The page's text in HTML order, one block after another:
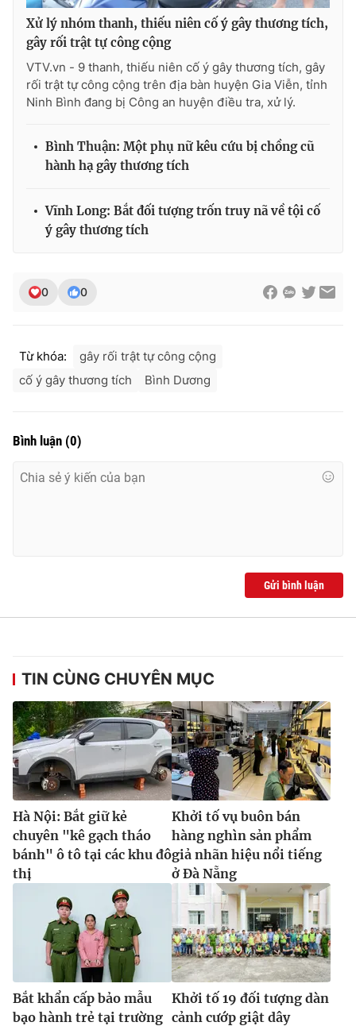
THỜI BÁO VTV
Theo dõi báo trên
Cơ quan báo chí:Thời báo VTV
Ðiện thoại Thời báo VTV: 024.66 897 897
Email:toasoan@vtv.vn
Xử lý nhóm thanh, thiếu niên cố ý gây thương tích,
gây rối trật tự công cộng
VTV.vn - 9 thanh, thiếu niên cố ý gây thương tích, gây
rối trật tự công cộng trên địa bàn huyện Gia Viễn, tỉnh
Ninh Bình đang bị Công an huyện điều tra, xử lý.
Bình Thuận: Một phụ nữ kêu cứu bị chồng cũ
hành hạ gây thương tích
Vĩnh Long: Bắt đối tượng trốn truy nã về tội cố
ý gây thương tích
0 0
Từ khóa:
gây rối trật tự công cộng
cố ý gây thương tích
Bình Dương
Bình luận (0)
Gửi bình luận
TIN CÙNG CHUYÊN MỤC
Hà Nội: Bắt giữ kẻ
chuyên "kê gạch tháo
bánh" ô tô tại các khu đô
thị
Khởi tố vụ buôn bán
hàng nghìn sản phẩm
giả nhãn hiệu nổi tiếng
ở Đà Nẵng
Bắt khẩn cấp bảo mẫu
bạo hành trẻ tại trường
Khởi tố 19 đối tượng dàn
cảnh cướp giật dây